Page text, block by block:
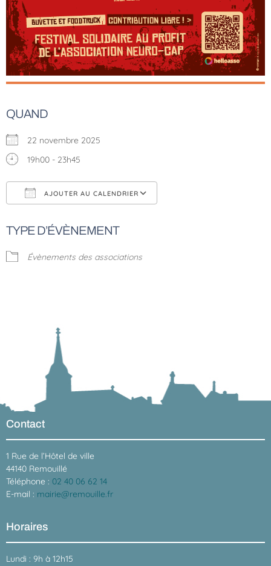
QUAND
22 novembre 2025
19h00 - 23h45
AJOUTER AU CALENDRIER
TYPE D’ÉVÈNEMENT
Évènements des associations
Contact
1 Rue de l’Hôtel de ville
44140 Remouillé
Téléphone : 02 40 06 62 14
E-mail : mairie@remouille.fr
Horaires
Lundi : 9h à 12h15